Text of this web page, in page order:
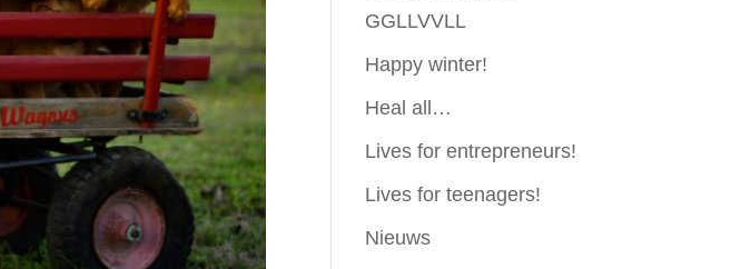
GGLLVVLL
Happy winter!
Heal all…
Lives for entrepreneurs!
Lives for teenagers!
Nieuws